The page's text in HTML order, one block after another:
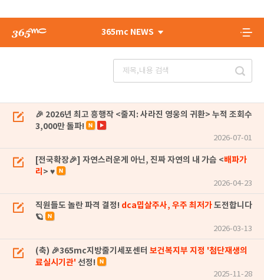
365mc NEWS
🎉 2026년 최고 흥행작 <줄지: 사라진 영웅의 귀환> 누적 조회수
3,000만 돌파!
2026-07-01
[전국확장🎉] 자연스러운게 아닌, 진짜 자연의 내 가슴 <배파가
리 > ♥
2026-04-23
직원들도 놀란 파격 결정! dca밉살주사, 우주 최저가도전합니다
🪐
2026-03-13
(축) 🎉365mc지방줄기세포센터 보건복지부 지정 '첨단재생의
료실시기관' 선정!
2025-11-28